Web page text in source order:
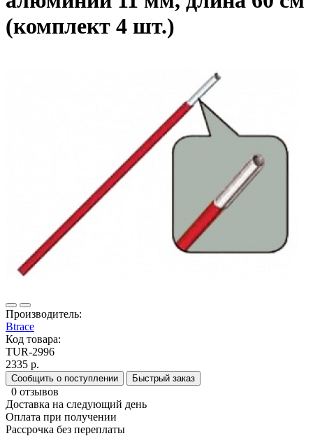
(комплект 4 шт.)
Производитель:
Btrace
Код товара:
TUR-2996
2335 р.
Сообщить о поступлении Быстрый заказ
0 отзывов
Доставка на следующий день
Оплата при получении
Рассрочка без переплаты